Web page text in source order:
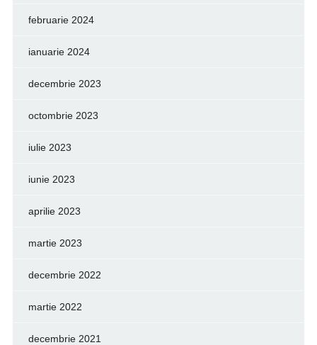
februarie 2024
ianuarie 2024
decembrie 2023
octombrie 2023
iulie 2023
iunie 2023
aprilie 2023
martie 2023
decembrie 2022
martie 2022
decembrie 2021